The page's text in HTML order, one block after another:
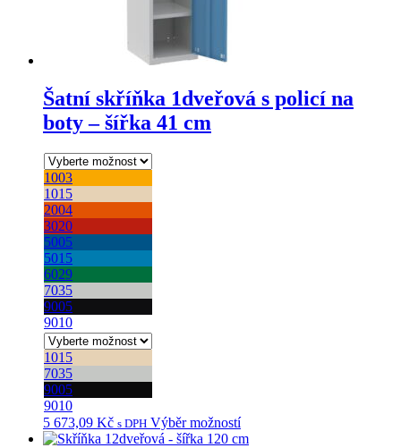
Šatní skříňka 1dveřová s policí na
boty – šířka 41 cm
1003
1015
2004
3020
5005
5015
6029
7035
9005
9010
1015
7035
9005
9010
5 673,09 Kč s DPH Výběr možnostíTento
produkt